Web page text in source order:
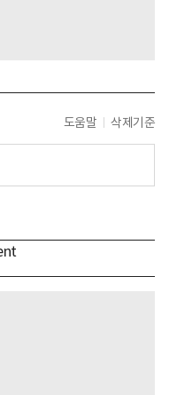
도움말 삭제기준